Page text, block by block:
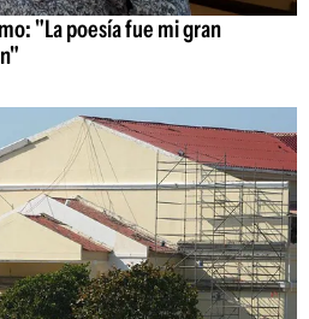
"La poesía fue mi gran